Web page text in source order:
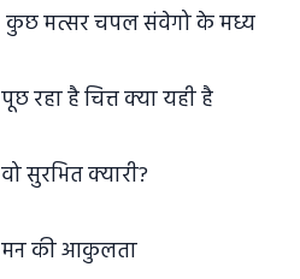
कुछ मत्सर चपल संवेगो के मध्य
पूछ रहा है चित्त क्या यही है
वो सुरभित क्यारी?
मन की आकुलता